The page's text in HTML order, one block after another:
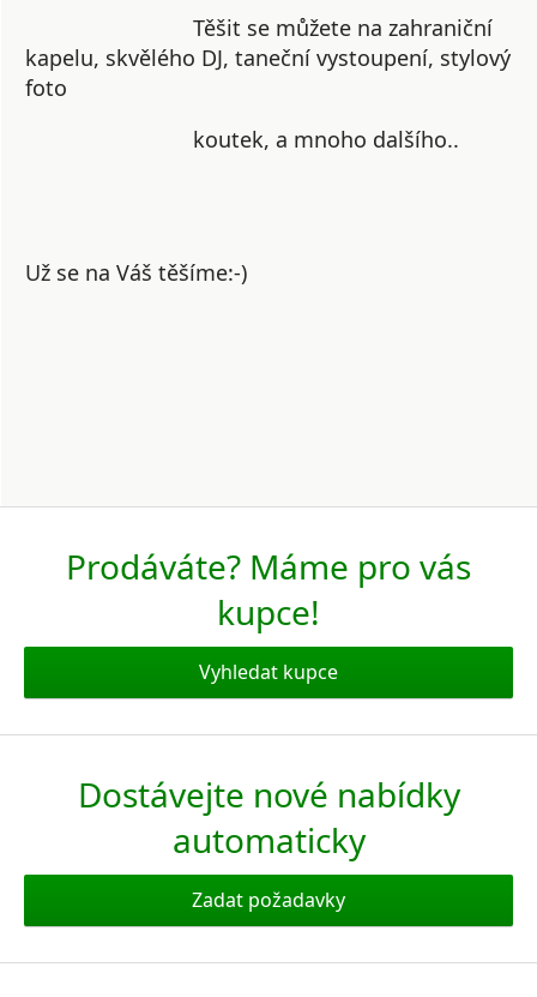
Těšit se můžete na zahraniční
kapelu, skvělého DJ, taneční vystoupení, stylový
foto
koutek, a mnoho dalšího..
Už se na Váš těšíme:-)
Prodáváte? Máme pro vás
kupce!
Vyhledat kupce
Dostávejte nové nabídky
automaticky
Zadat požadavky